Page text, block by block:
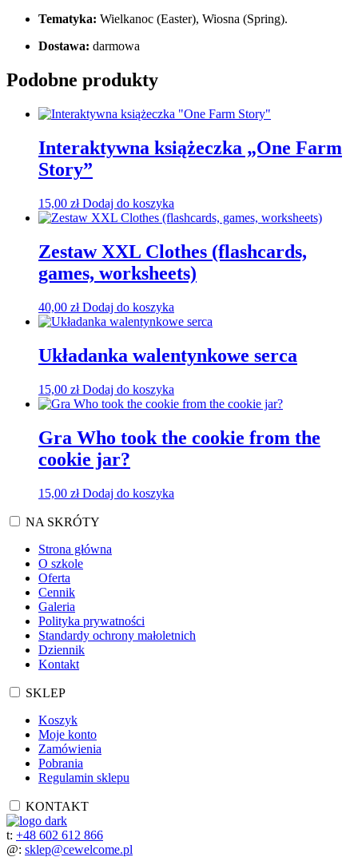
Tematyka: Wielkanoc (Easter), Wiosna (Spring).
Dostawa: darmowa
Podobne produkty
Interaktywna książeczka „One Farm
Story”
15,00 zł Dodaj do koszyka
Zestaw XXL Clothes (flashcards,
games, worksheets)
40,00 zł Dodaj do koszyka
Układanka walentynkowe serca
15,00 zł Dodaj do koszyka
Gra Who took the cookie from the
cookie jar?
15,00 zł Dodaj do koszyka
NA SKRÓTY
Strona główna
O szkole
Oferta
Cennik
Galeria
Polityka prywatności
Standardy ochrony małoletnich
Dziennik
Kontakt
SKLEP
Koszyk
Moje konto
Zamówienia
Pobrania
Regulamin sklepu
KONTAKT
t: +48 602 612 866
@: sklep@cewelcome.pl